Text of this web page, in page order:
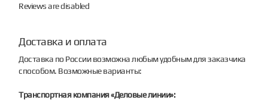
Reviews are disabled
Доставка и оплата
Доставка по России возможна любым удобным для заказчика
способом. Возможные варианты:
Транспортная компания «Деловые линии»: